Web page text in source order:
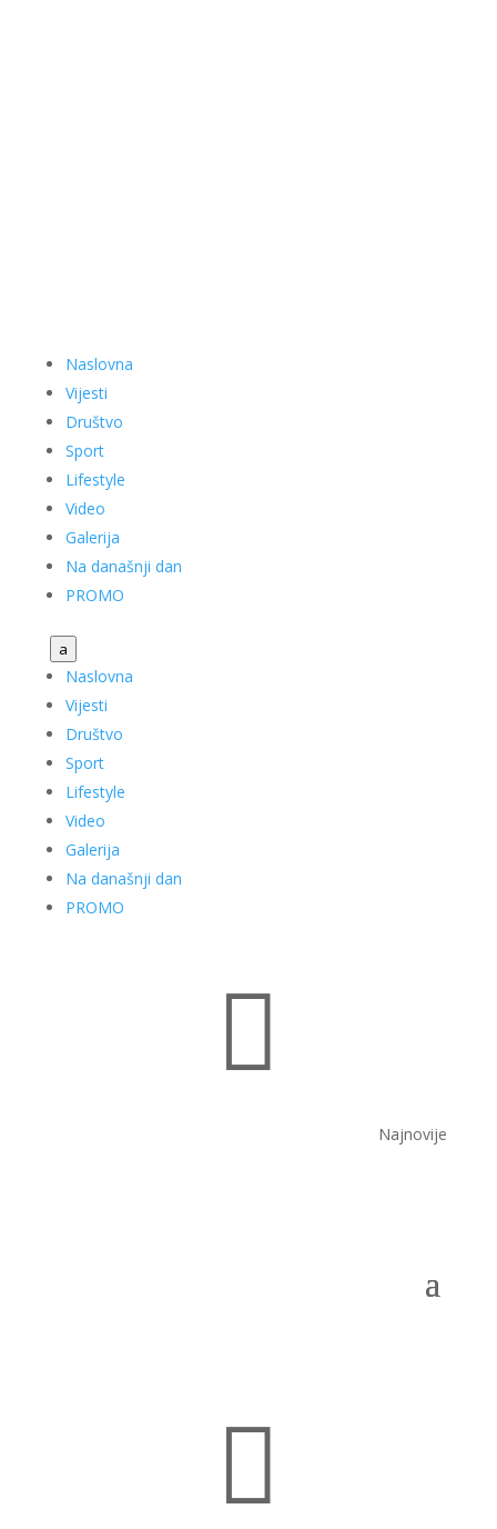
Naslovna
Vijesti
Društvo
Sport
Lifestyle
Video
Galerija
Na današnji dan
PROMO
a
Naslovna
Vijesti
Društvo
Sport
Lifestyle
Video
Galerija
Na današnji dan
PROMO

Najnovije
